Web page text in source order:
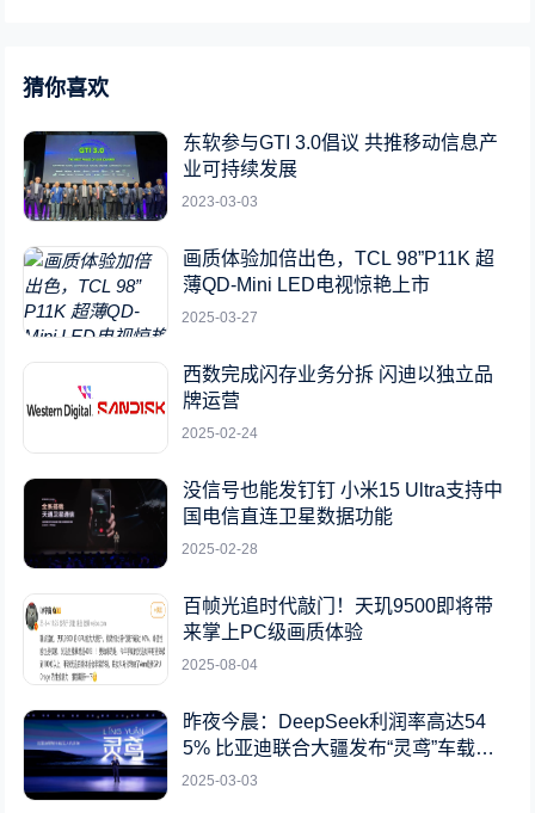
猜你喜欢
东软参与GTI 3.0倡议 共推移动信息产
业可持续发展
2023-03-03
画质体验加倍出色，TCL 98”P11K 超
薄QD-Mini LED电视惊艳上市
2025-03-27
西数完成闪存业务分拆 闪迪以独立品
牌运营
2025-02-24
没信号也能发钉钉 小米15 Ultra支持中
国电信直连卫星数据功能
2025-02-28
百帧光追时代敲门！天玑9500即将带
来掌上PC级画质体验
2025-08-04
昨夜今晨：DeepSeek利润率高达54
5% 比亚迪联合大疆发布“灵鸢”车载无
人机系统
2025-03-03